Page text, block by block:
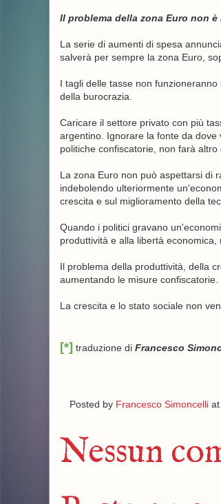
Il problema della zona Euro non
La serie di aumenti di spesa
salverà per sempre la zona Euro,
I tagli delle tasse non
della burocrazia.
Caricare il settore privato con più
argentino. Ignorare la fonte da
politiche confiscatorie, non farà
La zona Euro non può aspettarsi di
indebolendo ulteriormente
crescita e sul miglioramento della
Quando i politici gravano
produttività e alla libertà
Il problema della produttività, della
aumentando le misure confiscatorie.
La crescita e lo stato sociale non
[*] traduzione di Francesco
Posted by Francesco Simoncelli at
Nessun